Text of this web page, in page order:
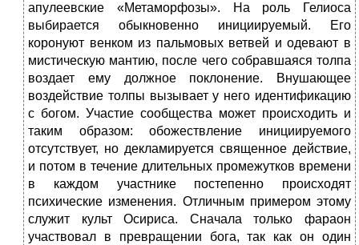
апулеевские «Метаморфозы». На роль Гелиоса
выбирается обыкновенно инициируемый. Его
коронуют венком из пальмовых ветвей и одевают в
мистическую мантию, после чего собравшаяся толпа
воздает ему должное поклонение. Внушающее
воздействие толпы вызывает у него идентификацию
с богом. Участие сообщества может происходить и
таким образом: обожествление инициируемого
отсутствует, но декламируется священное действие,
и потом в течение длительных промежутков времени
в каждом участнике постепенно происходят
психические изменения. Отличным примером этому
служит культ Осириса. Сначала только фараон
участвовал в превращении бога, так как он один